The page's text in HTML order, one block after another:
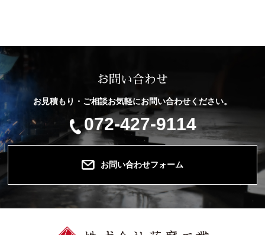
お問い合わせ
お見積もり・ご相談お気軽にお問い合わせください。
072-427-9114
お問い合わせフォーム